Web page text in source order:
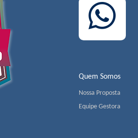
Quem Somos
Nossa Proposta
Equipe Gestora